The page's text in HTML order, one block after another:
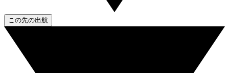
この先の出航